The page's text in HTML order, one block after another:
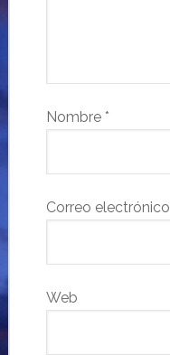
Nombre *
Correo electrónico
Web